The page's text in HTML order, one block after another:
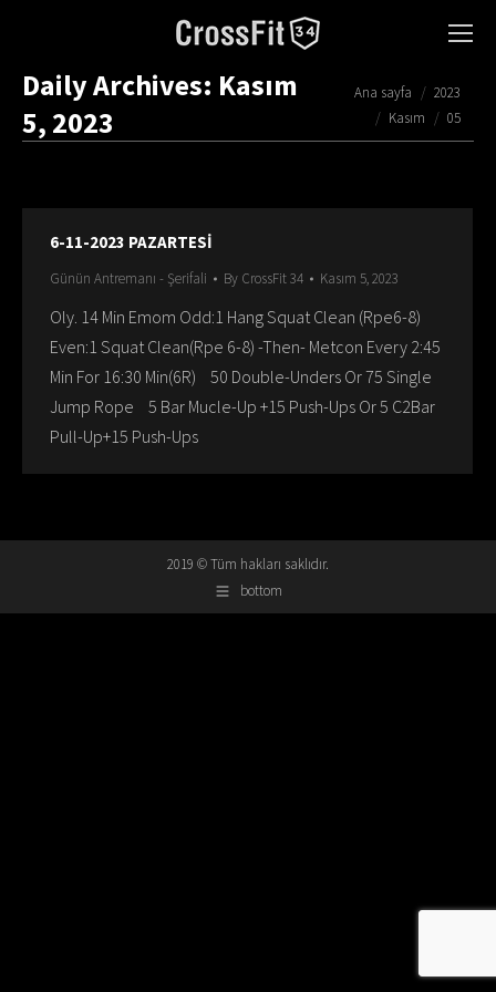
Daily Archives: Kasım
5, 2023
You are here:
Ana sayfa
2023
Kasım
05
6-11-2023 PAZARTESİ
Günün Antremanı - Şerifali By CrossFit 34 Kasım 5, 2023
Oly. 14 Min Emom Odd:1 Hang Squat Clean (Rpe6-8)
Even:1 Squat Clean(Rpe 6-8) -Then- Metcon Every 2:45
Min For 16:30 Min(6R) 50 Double-Unders Or 75 Single
Jump Rope 5 Bar Mucle-Up +15 Push-Ups Or 5 C2Bar
Pull-Up+15 Push-Ups
2019 © Tüm hakları saklıdır.
bottom